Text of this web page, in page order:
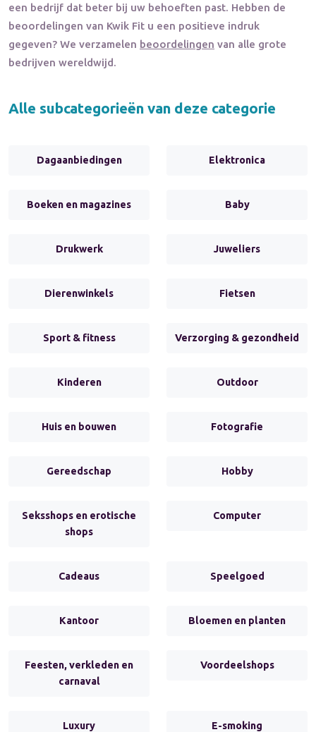
een bedrijf dat beter bij uw behoeften past. Hebben de
beoordelingen van Kwik Fit u een positieve indruk
gegeven? We verzamelen beoordelingen van alle grote
bedrijven wereldwijd.
Alle subcategorieën van deze categorie
Dagaanbiedingen Elektronica
Boeken en magazines Baby
Drukwerk Juweliers
Dierenwinkels Fietsen
Sport & fitness Verzorging & gezondheid
Kinderen Outdoor
Huis en bouwen Fotografie
Gereedschap Hobby
Seksshops en erotische
shops
Computer
Cadeaus Speelgoed
Kantoor Bloemen en planten
Feesten, verkleden en
carnaval
Voordeelshops
Luxury E-smoking